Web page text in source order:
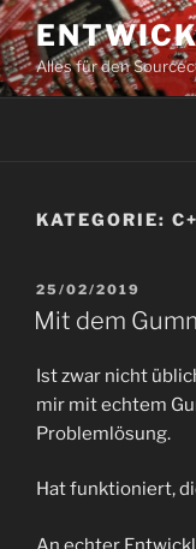
Zum
Inhalt
springenAlles für den
KATEGORIE:
VERÖFFENTLICHT
AM
25/02/2019
Mit dem
Ist zwar nicht
mir mit echtem
Problemlösung.
Hat funktioniert,